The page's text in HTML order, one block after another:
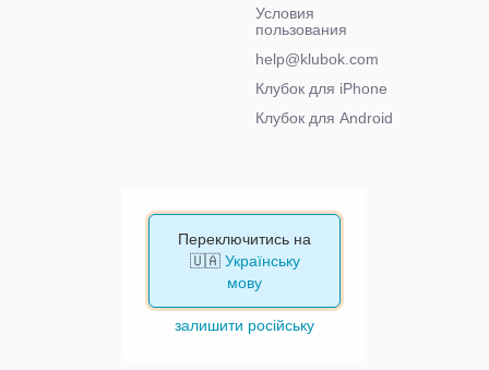
Условия
пользования
help@klubok.com
Клубок для iPhone
Клубок для Android
Переключитись на
🇺🇦 Українську
мову
залишити російську